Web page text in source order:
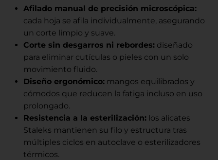
Afilado manual de precisión microscópica:
cada hoja se afila individualmente, asegurando
un corte limpio y suave.
Corte sin desgarros ni rebordes: diseñado
para eliminar cutículas o pieles con un solo
movimiento fluido.
Diseño ergonómico: mangos equilibrados y
cómodos que reducen la fatiga incluso en uso
prolongado.
Resistencia a la esterilización: los alicates
Staleks mantienen su filo y estructura tras
múltiples ciclos en autoclave o esterilizadores
térmicos.